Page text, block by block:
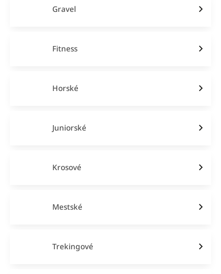
Gravel
Fitness
Horské
Juniorské
Krosové
Mestské
Trekingové